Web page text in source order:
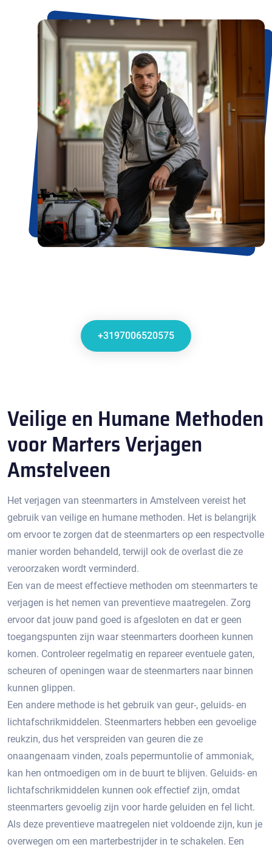
+3197006520575
Veilige en Humane Methoden
voor Marters Verjagen
Amstelveen
Het verjagen van steenmarters in Amstelveen vereist het
gebruik van veilige en humane methoden.​ Het is belangrijk
om ervoor te zorgen dat de steenmarters op een respectvolle
manier worden behandeld, terwijl ook de overlast die ze
veroorzaken wordt verminderd.​
Een van de meest effectieve methoden om steenmarters te
verjagen is het nemen van preventieve maatregelen.​ Zorg
ervoor dat jouw pand goed is afgesloten en dat er geen
toegangspunten zijn waar steenmarters doorheen kunnen
komen.​ Controleer regelmatig en repareer eventuele gaten,
scheuren of openingen waar de steenmarters naar binnen
kunnen glippen.​
Een andere methode is het gebruik van geur-, geluids- en
lichtafschrikmiddelen.​ Steenmarters hebben een gevoelige
reukzin, dus het verspreiden van geuren die ze
onaangenaam vinden, zoals pepermuntolie of ammoniak,
kan hen ontmoedigen om in de buurt te blijven. Geluids- en
lichtafschrikmiddelen kunnen ook effectief zijn, omdat
steenmarters gevoelig zijn voor harde geluiden en fel licht.
Als deze preventieve maatregelen niet voldoende zijn, kun je
overwegen om een marterbestrijder in te schakelen. Een